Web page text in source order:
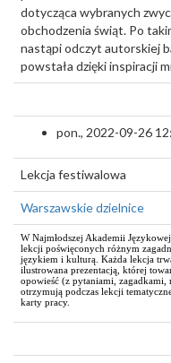
dotycząca wybranych
obchodzenia świąt. Po
nastąpi odczyt autorskiej
powstała dzięki inspiracji
pon., 2022-09-26
Lekcja festiwalowa
Warszawskie dzielnice
W Najmłodszej Akademii
lekcji poświęconych różnym
językiem i kulturą. Każda lekcja
ilustrowana prezentacją, której
opowieść (z pytaniami, zagadkami,
otrzymują podczas lekcji
karty pracy.